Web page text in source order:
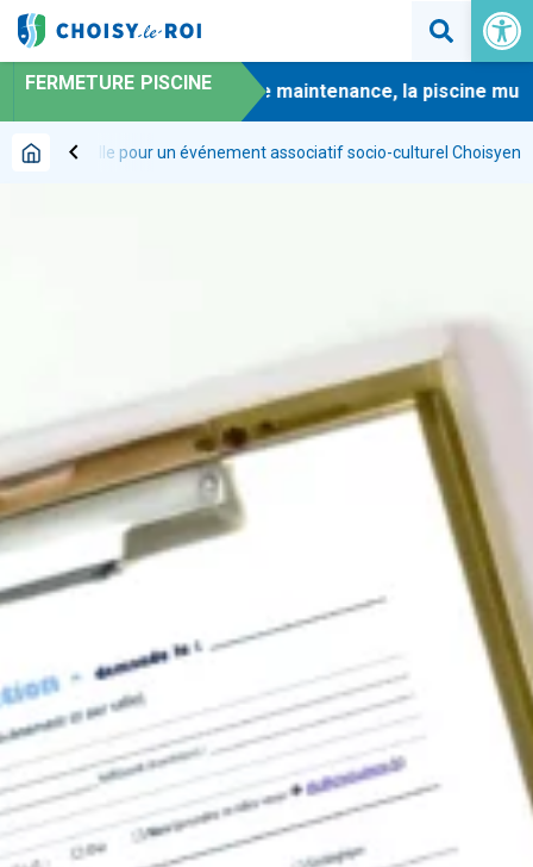
Ouvrir
FERMETURE PISCINE
-En raison de travaux de maintenance, la piscine
chevron_left
de salle pour un événement associatif socio-culturel Choisyen